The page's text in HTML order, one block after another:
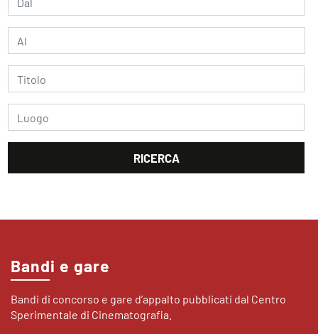
Bandi e gare
Bandi di concorso e gare d’appalto pubblicati dal Centro
Sperimentale di Cinematografia.